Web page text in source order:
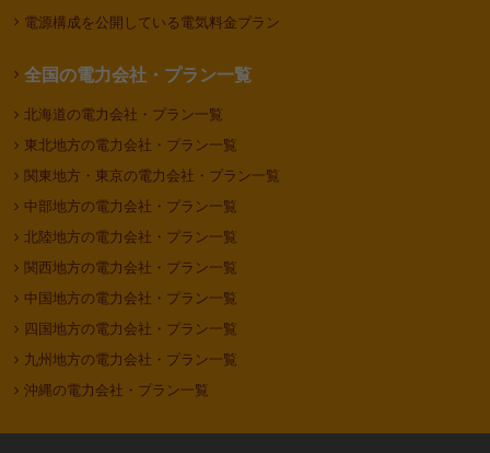
電源構成を公開している電気料金プラン
全国の電力会社・プラン一覧
北海道の電力会社・プラン一覧
東北地方の電力会社・プラン一覧
関東地方・東京の電力会社・プラン一覧
中部地方の電力会社・プラン一覧
北陸地方の電力会社・プラン一覧
関西地方の電力会社・プラン一覧
中国地方の電力会社・プラン一覧
四国地方の電力会社・プラン一覧
九州地方の電力会社・プラン一覧
沖縄の電力会社・プラン一覧